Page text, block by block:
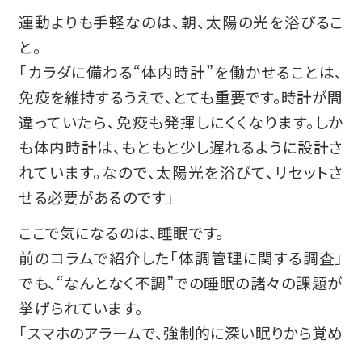
運動よりも手軽なのは、朝、太陽の光を浴びるこ
と。
「カラダに備わる“体内時計”を働かせることは、
免疫を維持するうえで、とても重要です。時計が間
違っていたら、免疫も発揮しにくくなります。しか
も体内時計は、もともと少し遅れるように設計さ
れています。なので、太陽光を浴びて、リセットさ
せる必要があるのです」
ここで気になるのは、睡眠です。
前のコラムで紹介した「体調管理に関する調査」
でも、“なんとなく不調”での睡眠の諸々の課題が
挙げられています。
「スマホのアラームで、強制的に深い眠りから覚め